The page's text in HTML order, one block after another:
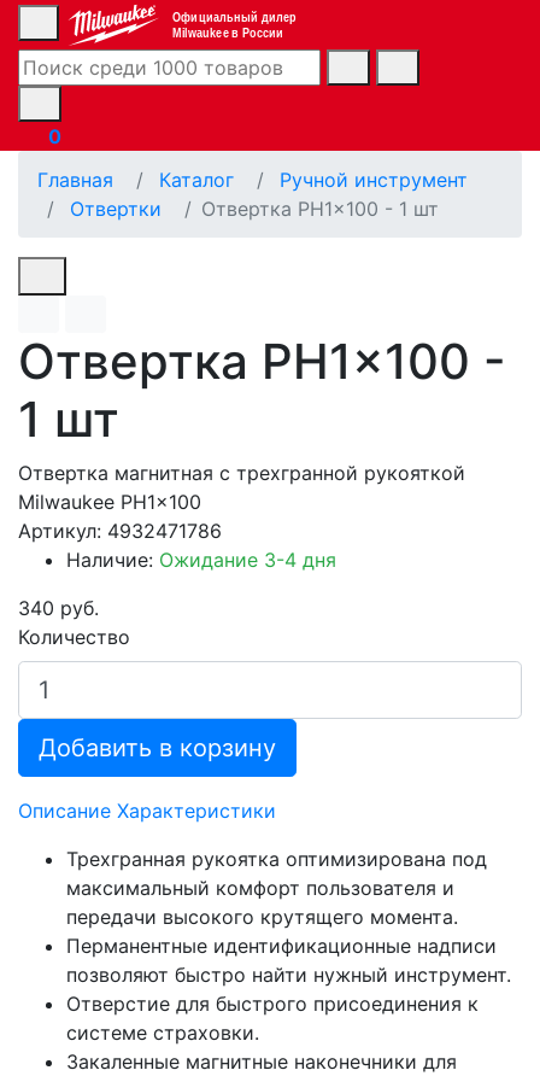
Официальный дилер
Milwaukee в России
0
Главная
Каталог
Ручной инструмент
Отвертки
Отвертка PH1x100 - 1 шт
Отвертка PH1x100 -
1 шт
Отвертка магнитная с трехгранной рукояткой
Milwaukee PH1x100
Артикул: 4932471786
Наличие: Ожидание 3-4 дня
340 руб.
Количество
Добавить в корзину
Описание Характеристики
Трехгранная рукоятка оптимизирована под
максимальный комфорт пользователя и
передачи высокого крутящего момента.
Перманентные идентификационные надписи
позволяют быстро найти нужный инструмент.
Отверстие для быстрого присоединения к
системе страховки.
Закаленные магнитные наконечники для